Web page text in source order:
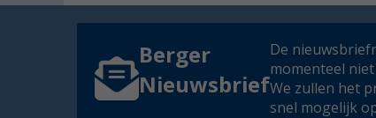
Berger
Nieuwsbrief
De
momenteel
We zullen het
snel mogelijk